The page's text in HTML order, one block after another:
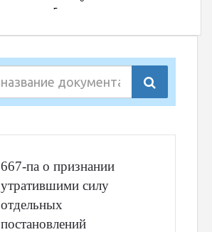
667-па о признании
утратившими силу
отдельных
постановлений